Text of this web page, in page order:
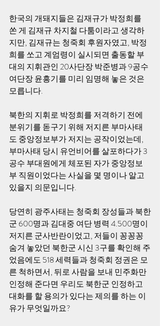
한국의 개돼지들은 김재규가 박정희를
쏜 게 김재규 차지철 다툼이라고 생각하
지만, 김재규는 청죽회 후원자였고, 박정
희를 쏘고 계엄령이 실시되면 출동할 부
대의 지휘관인 20사단장 박준병과 9공수
여단장 윤흥기를 미리 임명해 놓은 것은
모릅니다.
북한의 지휘로 박정희를 저격하기 전에
분위기를 돋구기 위해 저지른 부마사태
도 중앙정보부가 저지는 공작이었는데,
부마사태 당시 유언비어를 살포하다가 3
공수 부대원에게 체포된 자가 중앙정보
부 직원이었다는 사실을 몇 명이나 알고
있을지 의문입니다.
당연히 광주사태는 청죽회 장성들과 북한
군 600명과 김대중 여단 병력 4.500명이
저지른 군사반란이었고, 저들이 꽁꽁꽁
숨겨 놓았던 북한군 시신 3구를 확인해 주
었음에도 518 세력들과 청죽회 정권은 모
른 척하면서, 뒤로 사람을 보내 민주화만
인정해 준다면 우리도 북한군 인정하고
대화를 할 용의가 있다는 제의를 하는 이
유가 무엇일까요?